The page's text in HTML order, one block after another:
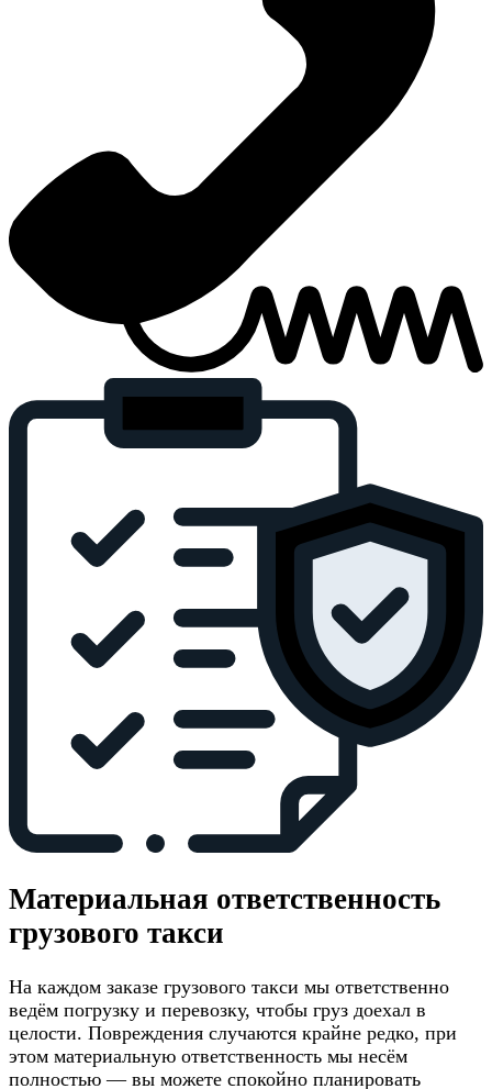
Материальная ответственность
грузового такси
На каждом заказе грузового такси мы ответственно
ведём погрузку и перевозку, чтобы груз доехал в
целости. Повреждения случаются крайне редко, при
этом материальную ответственность мы несём
полностью — вы можете спокойно планировать